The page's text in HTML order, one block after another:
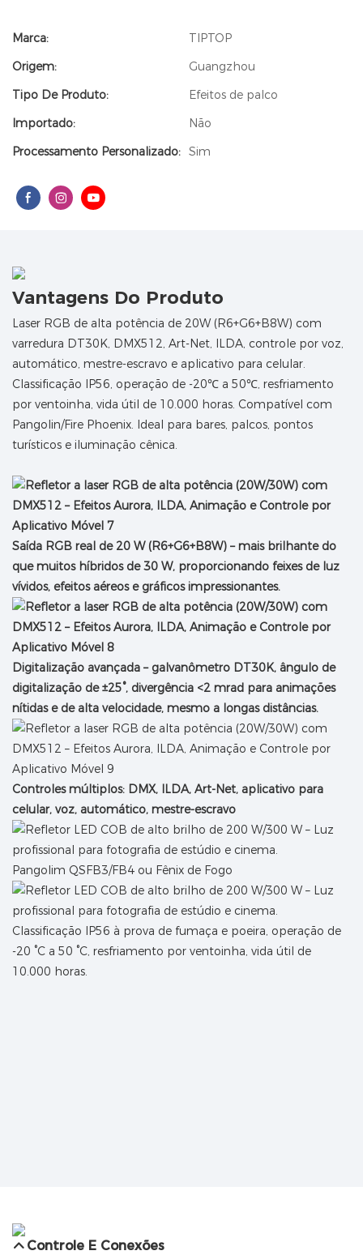
Marca:
TIPTOP
Origem:
Guangzhou
Tipo De Produto:
Efeitos de palco
Importado:
Não
Processamento Personalizado: Sim
Vantagens Do Produto
Laser RGB de alta potência de 20W (R6+G6+B8W) com
varredura DT30K, DMX512, Art-Net, ILDA, controle por voz,
automático, mestre-escravo e aplicativo para celular.
Classificação IP56, operação de -20℃ a 50℃, resfriamento
por ventoinha, vida útil de 10.000 horas. Compatível com
Pangolin/Fire Phoenix. Ideal para bares, palcos, pontos
turísticos e iluminação cênica.
Saída RGB real de 20 W (R6+G6+B8W) – mais brilhante do
que muitos híbridos de 30 W, proporcionando feixes de luz
vívidos, efeitos aéreos e gráficos impressionantes.
Digitalização avançada – galvanômetro DT30K, ângulo de
digitalização de ±25°, divergência <2 mrad para animações
nítidas e de alta velocidade, mesmo a longas distâncias.
Controles múltiplos: DMX, ILDA, Art-Net, aplicativo para
celular, voz, automático, mestre-escravo
Pangolim QSFB3/FB4 ou Fênix de Fogo
Classificação IP56 à prova de fumaça e poeira, operação de
-20 °C a 50 °C, resfriamento por ventoinha, vida útil de
10.000 horas.
Controle E Conexões